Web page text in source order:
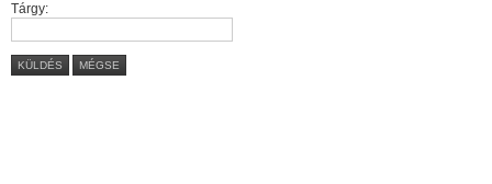
Tárgy:
KÜLDÉS MÉGSE